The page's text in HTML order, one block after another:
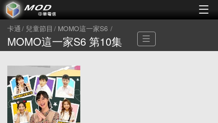
卡通 兒童節目 MOMO這一家S6
MOMO這一家S6 第10集